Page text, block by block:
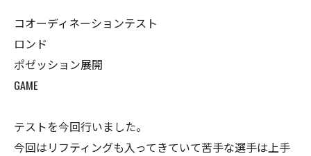
コオーディネーションテスト
ロンド
ポゼッション展開
GAME
テストを今回行いました。
今回はリフティングも入ってきていて苦手な選手は上手